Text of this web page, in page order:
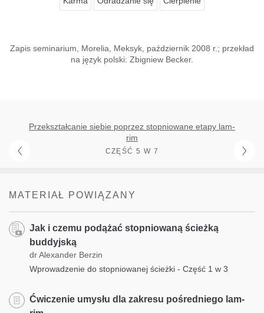
Zapis seminarium, Morelia, Meksyk, październik 2008 r.; przekład
na język polski: Zbigniew Becker.
Przekształcanie siebie poprzez stopniowane etapy lam-
rim
CZĘŚĆ 5 W 7
MATERIAŁ POWIĄZANY
Jak i czemu podążać stopniowaną ścieżką
buddyjską
dr Alexander Berzin
Wprowadzenie do stopniowanej ścieżki - Część 1 w 3
Ćwiczenie umysłu dla zakresu pośredniego lam-